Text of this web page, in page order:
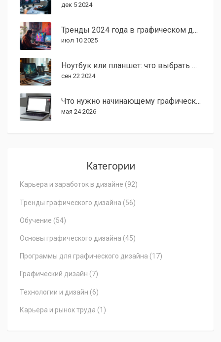
дек 5 2024
Тренды 2024 года в графическом дизайне: ключевые направления и новинки
июл 10 2025
Ноутбук или планшет: что выбрать для графического дизайна?
сен 22 2024
Что нужно начинающему графическому дизайнеру: полный список инструментов и навыков
мая 24 2026
Категории
Карьера и заработок в дизайне (92)
Тренды графического дизайна (56)
Обучение (54)
Основы графического дизайна (45)
Программы для графического дизайна (17)
Графический дизайн (7)
Технологии и дизайн (6)
Карьера и рынок труда (1)